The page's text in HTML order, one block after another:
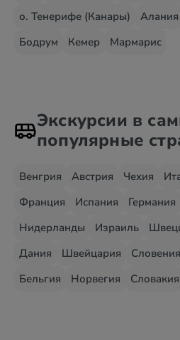
о. Тенерифе (Канары)
Алания
Бодрум
Кемер Мармарис
Экскурсии в
популярные
Венгрия Австрия Чехия
Франция
Испания Германия
Нидерланды
Израиль
Дания
Швейцария Словения
Бельгия
Норвегия Словакия